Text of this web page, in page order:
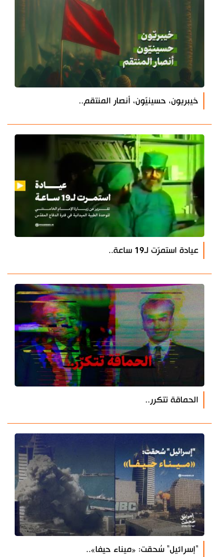
خيبريون، حسينيّون، أنصار المنتقم..
عيادة استمرّت لـ19 ساعة..
الحماقة تتكرر..
"إسرائيل" سُحقت: «ميناء حيفا»..